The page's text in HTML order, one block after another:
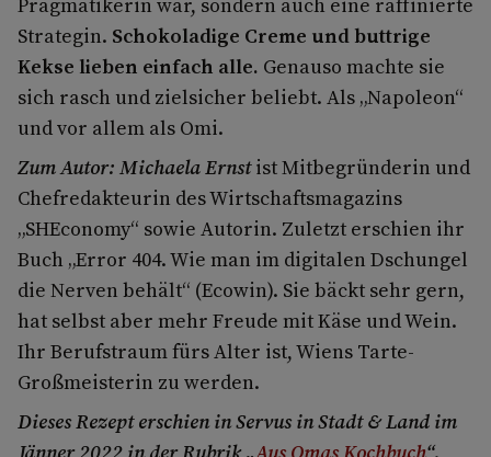
Strategin. Schokoladige Creme und buttrige
Kekse lieben einfach alle. Genauso machte sie
sich rasch und zielsicher beliebt. Als „Napoleon“
und vor allem als Omi.
Zum Autor: Michaela Ernstist Mitbegründerin und
Chefredakteurin des Wirtschaftsmagazins
„SHEconomy“ sowie Autorin. Zuletzt erschien ihr
Buch „Error 404. Wie man im digitalen Dschungel
die Nerven behält“ (Ecowin). Sie bäckt sehr gern,
hat selbst aber mehr Freude mit Käse und Wein.
Ihr Berufstraum fürs Alter ist, Wiens Tarte-
Großmeisterin zu werden.
Dieses Rezept erschien in Servus in Stadt & Land im